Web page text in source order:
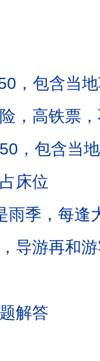
，包含当
，高铁票
，包含当
床位
雨季，每逢
导游再和
解答